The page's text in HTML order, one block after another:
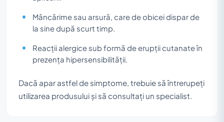
Mâncărime sau arsură, care de obicei dispar de
la sine după scurt timp.
Reacții alergice sub formă de erupții cutanate în
prezența hipersensibilității.
Dacă apar astfel de simptome, trebuie să întrerupeți
utilizarea produsului și să consultați un specialist.